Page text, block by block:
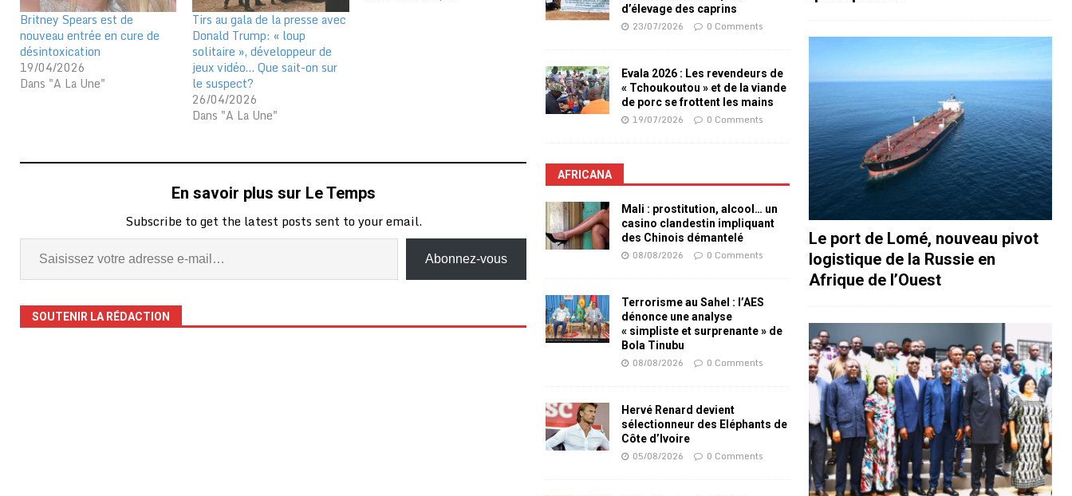
Britney Spears est de
nouveau entrée en cure de
désintoxication
19/04/2026
Dans "A La Une"
Tirs au gala de la presse avec
Donald Trump: « loup
solitaire », développeur de
jeux vidéo… Que sait-on sur
le suspect?
26/04/2026
Dans "A La Une"
En savoir plus sur Le Temps
Subscribe to get the latest posts sent to your email.
Abonnez-vous
SOUTENIR LA RÉDACTION
d’élevage des caprins
23/07/2026 0 Comments
Evala 2026 : Les revendeurs de
« Tchoukoutou » et de la viande
de porc se frottent les mains
19/07/2026 0 Comments
AFRICANA
Mali : prostitution, alcool… un
casino clandestin impliquant
des Chinois démantelé
08/08/2026 0 Comments
Terrorisme au Sahel : l’AES
dénonce une analyse
« simpliste et surprenante » de
Bola Tinubu
08/08/2026 0 Comments
Hervé Renard devient
sélectionneur des Eléphants de
Côte d’Ivoire
05/08/2026 0 Comments
Le port de Lomé, nouveau pivot
logistique de la Russie en
Afrique de l’Ouest